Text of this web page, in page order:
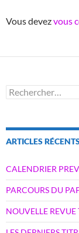
Vous devezvous
Rechercher :
ARTICLES
CALENDRIER
PARCOURS DU
NOUVELLE